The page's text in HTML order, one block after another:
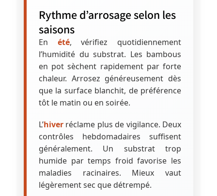
Rythme d’arrosage selon les
saisons
En été, vérifiez quotidiennement
l’humidité du substrat. Les bambous
en pot sèchent rapidement par forte
chaleur. Arrosez généreusement dès
que la surface blanchit, de préférence
tôt le matin ou en soirée.
L’hiver réclame plus de vigilance. Deux
contrôles hebdomadaires suffisent
généralement. Un substrat trop
humide par temps froid favorise les
maladies racinaires. Mieux vaut
légèrement sec que détrempé.